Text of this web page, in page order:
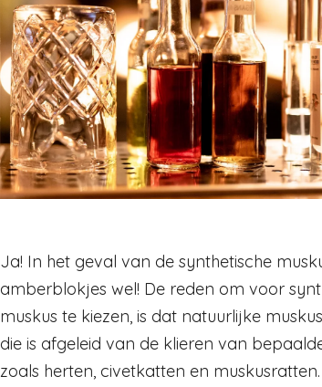
Ja! In het geval van de synthetische
amberblokjes wel! De reden om voor
muskus te kiezen, is dat natuurlijke
die is afgeleid van de klieren van
zoals herten, civetkatten en